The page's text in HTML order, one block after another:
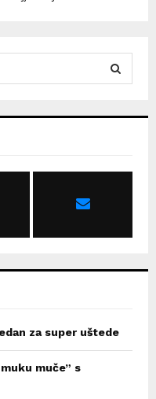
za super uštede
muče” s